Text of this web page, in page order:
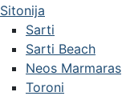
Sitonija
Sarti
Sarti Beach
Neos Marmaras
Toroni